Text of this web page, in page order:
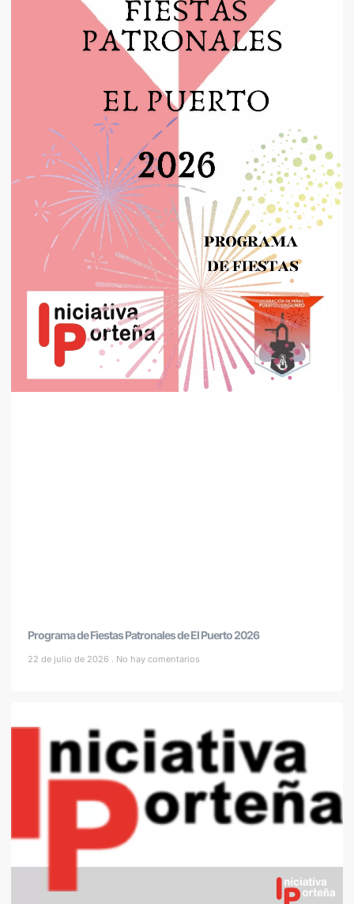
Programa de Fiestas Patronales de El Puerto 2026
22 de julio de 2026 No hay comentarios